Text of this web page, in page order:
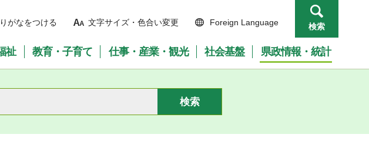
がなをつける 文字サイズ・色合い変更 Foreign Language 検索
祉 教育・子育て 仕事・産業・観光 社会基盤 県政情報・統計